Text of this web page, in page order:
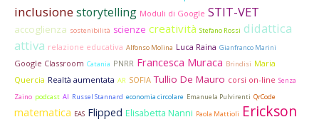
inclusionestorytelling Moduli di Google STIT-VET
accoglienza sostenibilità scienze creatività Stefano Rossi didattica
attiva relazione educativa Alfonso Molina Luca Raina Gianfranco Marini
Google Classroom Catania PNRR Francesca Muraca Brindisi Maria
Quercia Realtà aumentata AR SOFIA Tullio De Mauro corsi on-line Senza
Zaino podcast AI Russel Stannard economia circolare Emanuela Pulvirenti QrCode
matematica EAS Flipped Elisabetta Nanni Paola Mattioli Erickson